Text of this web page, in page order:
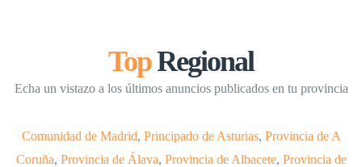
TopRegional
Echa un vistazo a los últimos anuncios publicados en tu provincia
Comunidad de Madrid, Principado de Asturias, Provincia de A
Coruña, Provincia de Álava, Provincia de Albacete, Provincia de